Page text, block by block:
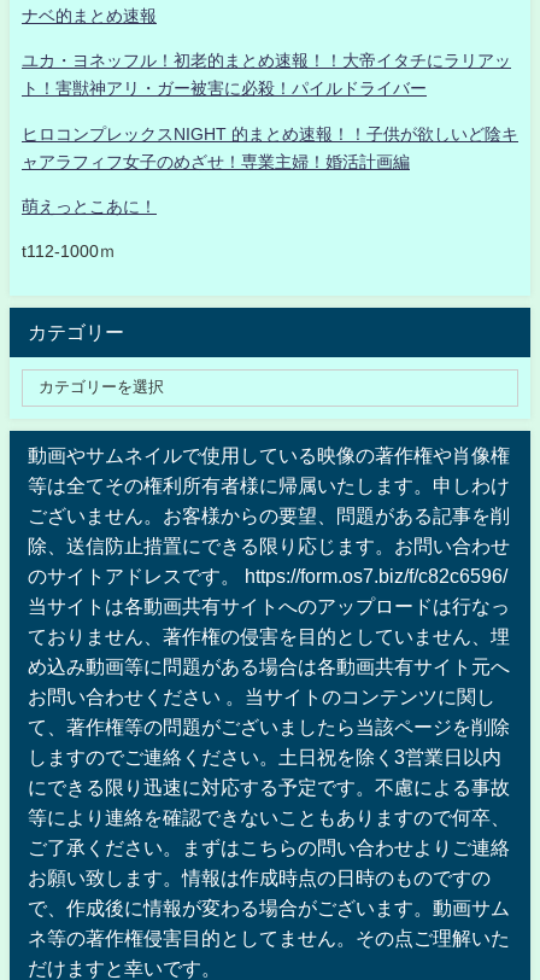
ナベ的まとめ速報
ユカ・ヨネッフル！初老的まとめ速報！！大帝イタチにラリアッ
ト！害獣神アリ・ガー被害に必殺！パイルドライバー
ヒロコンプレックスNIGHT 的まとめ速報！！子供が欲しいど陰キ
ャアラフィフ女子のめざせ！専業主婦！婚活計画編
萌えっとこあに！
t112-1000ｍ
カテゴリー
動画やサムネイルで使用している映像の著作権や肖像権
等は全てその権利所有者様に帰属いたします。申しわけ
ございません。お客様からの要望、問題がある記事を削
除、送信防止措置にできる限り応じます。お問い合わせ
のサイトアドレスです。 https://form.os7.biz/f/c82c6596/
当サイトは各動画共有サイトへのアップロードは行なっ
ておりません、著作権の侵害を目的としていません、埋
め込み動画等に問題がある場合は各動画共有サイト元へ
お問い合わせください 。当サイトのコンテンツに関し
て、著作権等の問題がございましたら当該ページを削除
しますのでご連絡ください。土日祝を除く3営業日以内
にできる限り迅速に対応する予定です。不慮による事故
等により連絡を確認できないこともありますので何卒、
ご了承ください。まずはこちらの問い合わせよりご連絡
お願い致します。情報は作成時点の日時のものですの
で、作成後に情報が変わる場合がございます。動画サム
ネ等の著作権侵害目的としてません。その点ご理解いた
だけますと幸いです。